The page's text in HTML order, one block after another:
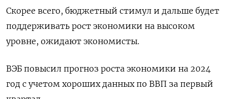
Скорее всего, бюджетный стимул и дальше будет
поддерживать рост экономики на высоком
уровне, ожидают экономисты.
ВЭБ повысил прогноз роста экономики на 2024
год с учетом хороших данных по ВВП за первый